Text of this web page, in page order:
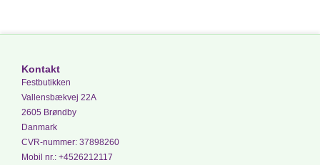
Kontakt
Festbutikken
Vallensbækvej 22A
2605 Brøndby
Danmark
CVR-nummer: 37898260
Mobil nr.: +4526212117